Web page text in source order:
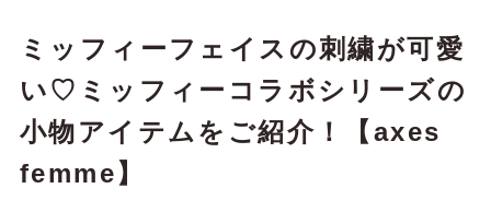
ミッフィーフェイスの刺繍が可愛
い♡ミッフィーコラボシリーズの
小物アイテムをご紹介！【axes
femme】